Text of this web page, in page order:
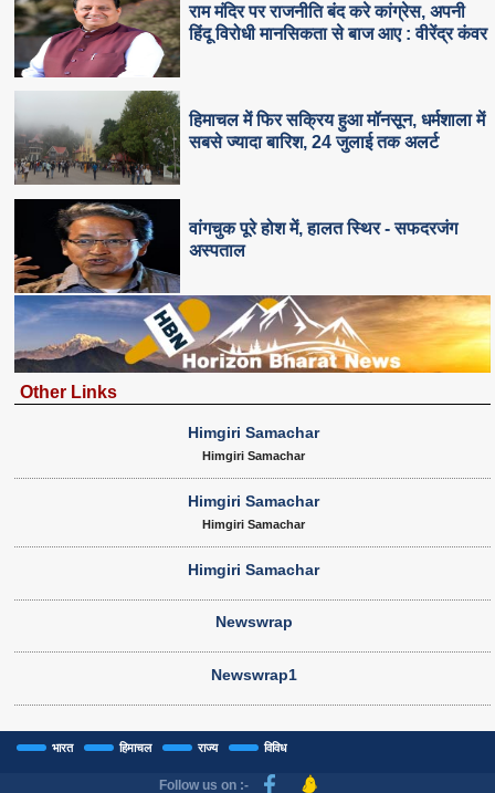
राम मंदिर पर राजनीति बंद करे कांग्रेस, अपनी
हिंदू विरोधी मानसिकता से बाज आए : वीरेंद्र कंवर
हिमाचल में फिर सक्रिय हुआ मॉनसून, धर्मशाला में
सबसे ज्यादा बारिश, 24 जुलाई तक अलर्ट
वांगचुक पूरे होश में, हालत स्थिर - सफदरजंग
अस्पताल
Other Links
Himgiri Samachar
Himgiri Samachar
Himgiri Samachar
Himgiri Samachar
Himgiri Samachar
Newswrap
Newswrap1
भारत हिमाचल राज्य विविध
Follow us on :-